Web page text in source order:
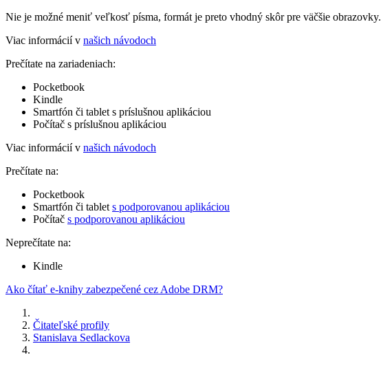
Nie je možné meniť veľkosť písma, formát je preto vhodný skôr pre väčšie obrazovky.
Viac informácií v našich návodoch
Prečítate na zariadeniach:
Pocketbook
Kindle
Smartfón či tablet s príslušnou aplikáciou
Počítač s príslušnou aplikáciou
Viac informácií v našich návodoch
Prečítate na:
Pocketbook
Smartfón či tablet s podporovanou aplikáciou
Počítač s podporovanou aplikáciou
Neprečítate na:
Kindle
Ako čítať e-knihy zabezpečené cez Adobe DRM?
Čitateľské profily
Stanislava Sedlackova